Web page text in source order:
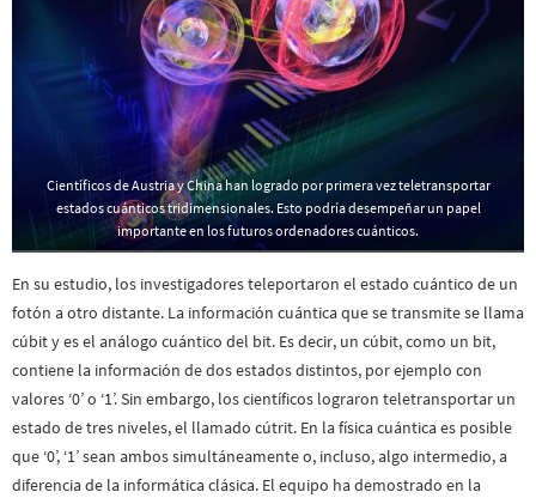
Científicos de Austria y China han logrado por primera vez teletransportar
estados cuánticos tridimensionales. Esto podría desempeñar un papel
importante en los futuros ordenadores cuánticos.
En su estudio, los investigadores teleportaron el estado cuántico de un
fotón a otro distante. La información cuántica que se transmite se llama
cúbit y es el análogo cuántico del bit. Es decir, un cúbit, como un bit,
contiene la información de dos estados distintos, por ejemplo con
valores ‘0’ o ‘1’. Sin embargo, los científicos lograron teletransportar un
estado de tres niveles, el llamado cútrit. En la física cuántica es posible
que ‘0’, ‘1’ sean ambos simultáneamente o, incluso, algo intermedio, a
diferencia de la informática clásica. El equipo ha demostrado en la